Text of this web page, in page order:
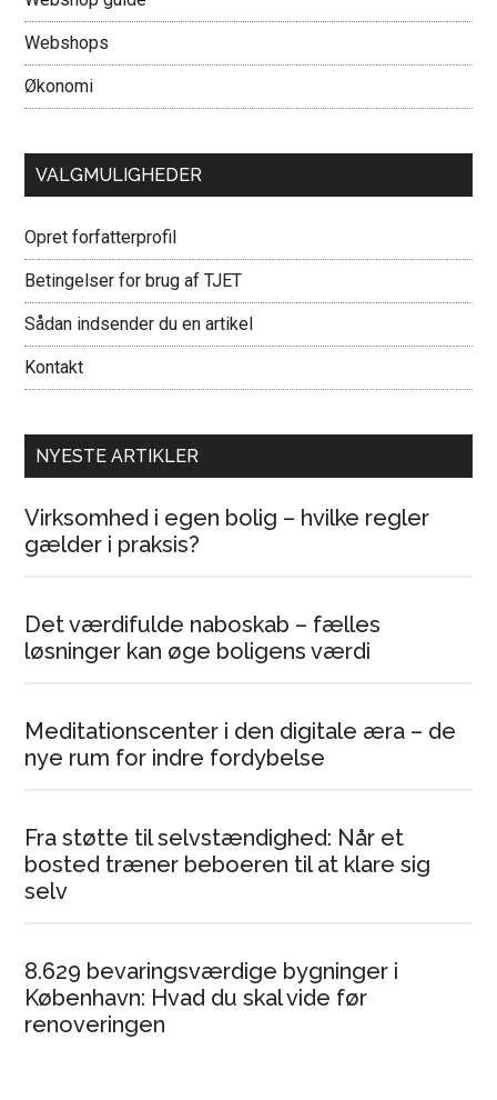
Webshops
Økonomi
VALGMULIGHEDER
Opret forfatterprofil
Betingelser for brug af TJET
Sådan indsender du en artikel
Kontakt
NYESTE ARTIKLER
Virksomhed i egen bolig – hvilke regler
gælder i praksis?
Det værdifulde naboskab – fælles
løsninger kan øge boligens værdi
Meditationscenter i den digitale æra – de
nye rum for indre fordybelse
Fra støtte til selvstændighed: Når et
bosted træner beboeren til at klare sig
selv
8.629 bevaringsværdige bygninger i
København: Hvad du skal vide før
renoveringen